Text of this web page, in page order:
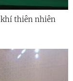
khí thiên nhiên